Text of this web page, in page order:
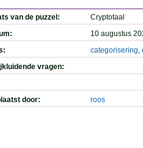
van de puzzel:
Cryptotaal
10 augustus
categorisering,
vragen:
door: roos